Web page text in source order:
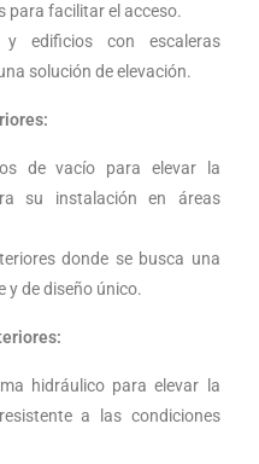
para facilitar el acceso.
edificios con escaleras
solución de elevación.
de vacío para elevar la
su instalación en áreas
donde se busca una
y de diseño único.
hidráulico para elevar la
a las condiciones